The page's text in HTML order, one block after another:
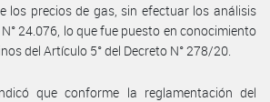
los precios de gas, sin efectuar los análisis
24.076, lo que fue puesto en conocimiento
del Artículo 5° del Decreto N° 278/20.
que conforme la reglamentación del